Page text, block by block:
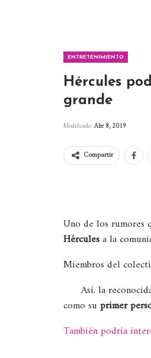
ENTRETENIMIENTO
Hércules
grande
Modificado Abr 8, 2019
Compartir
Uno de los rumores
Hérculesa la
Miembros del
Así, la
como su primer
También podría